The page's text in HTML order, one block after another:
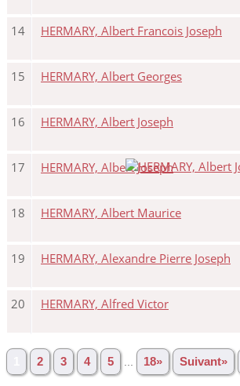
14 HERMARY, Albert Francois Joseph
15 HERMARY, Albert Georges
16
HERMARY, Albert Joseph
17 HERMARY, Albert Joseph
18
HERMARY, Albert Maurice
19
HERMARY, Alexandre Pierre Joseph
20 HERMARY, Alfred Victor
2 3 4 5 18» Suivant»